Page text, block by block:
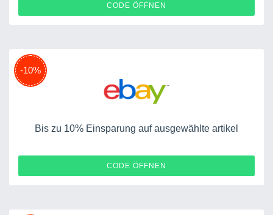
CODE ÖFFNEN
-10%
Bis zu 10% Einsparung auf ausgewählte artikel
CODE ÖFFNENPOWEREBAY10E